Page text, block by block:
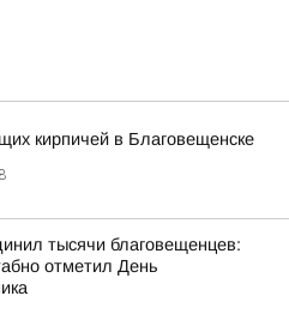
кирпичей в Благовещенске
тысячи благовещенцев:
отметил День